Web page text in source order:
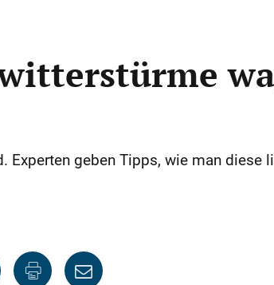
Experten geben Tipps, wie man diese